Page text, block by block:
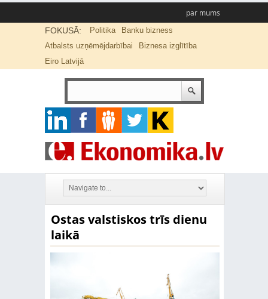
par mums
FOKUSĀ: Politika
Banku bizness
Atbalsts uzņēmējdarbībai
Biznesa izglītība
Eiro Latvijā
Ostas valstiskos trīs dienu
laikā